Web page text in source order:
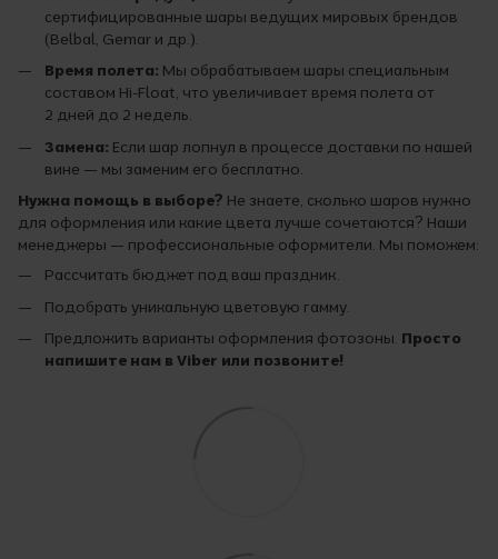
сертифицированные шары ведущих мировых брендов
(Belbal, Gemar и др.).
Время полета: Мы обрабатываем шары специальным
составом Hi-Float, что увеличивает время полета от
2 дней до 2 недель.
Замена: Если шар лопнул в процессе доставки по нашей
вине — мы заменим его бесплатно.
Нужна помощь в выборе? Не знаете, сколько шаров нужно
для оформления или какие цвета лучше сочетаются? Наши
менеджеры — профессиональные оформители. Мы поможем:
Рассчитать бюджет под ваш праздник.
Подобрать уникальную цветовую гамму.
Предложить варианты оформления фотозоны. Просто
напишите нам в Viber или позвоните!